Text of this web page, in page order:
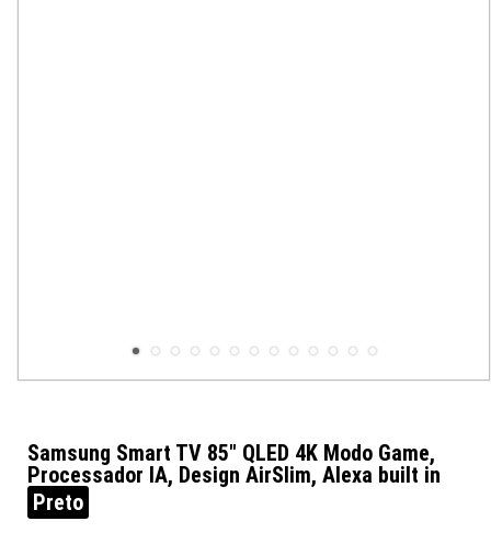
Samsung Smart TV 85" QLED 4K Modo Game,
Processador IA, Design AirSlim, Alexa built in
Preto